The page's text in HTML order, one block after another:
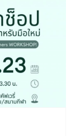
พราะ ผนังที่
: Sound
นเสียงของวัส
อนโด ที่พัก
บปัญหาเสียง
นการทำงาน
นไม่เพียงพอ
ง